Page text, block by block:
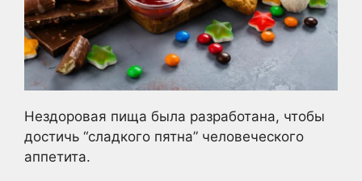
Нездоровая пища была разработана, чтобы
достичь “сладкого пятна” человеческого
аппетита.